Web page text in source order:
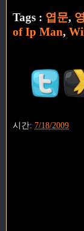
Tags : 엽문,
of Ip Man,
시간: 7/18/2009